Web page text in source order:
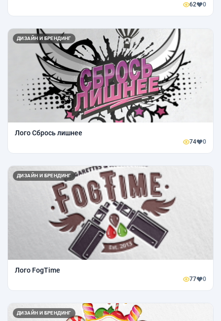
62 0
ДИЗАЙН И БРЕНДИНГ
Лого Сбрось лишнее
74 0
ДИЗАЙН И БРЕНДИНГ
Лого FogTime
77 0
ДИЗАЙН И БРЕНДИНГ